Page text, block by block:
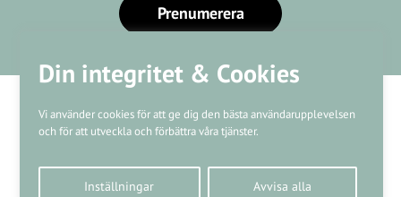
Din integritet & Cookies
Vi använder cookies för att ge dig den bästa användarupplevelsen
och för att utveckla och förbättra våra tjänster.
Inställningar Avvisa alla
Prenumerera